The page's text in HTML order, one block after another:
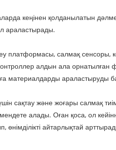
кеңінен қолданылатын
араластырады.
платформасы, салмақ
алдын ала орнатылған
материалдарды араластыруды
сақтау және жоғары салмақ
алады. Оған қоса, ол
айтарлықтай